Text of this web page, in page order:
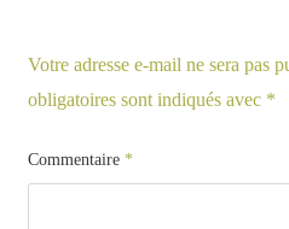
Votre adresse e-mail ne sera pas
obligatoires sont indiqués avec *
Commentaire *